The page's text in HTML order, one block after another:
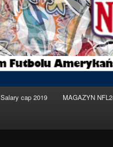
Salary cap 2019 MAGAZYN